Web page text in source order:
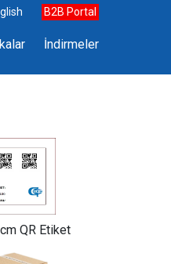
B2B Portal
İndirmeler
QR Etiket